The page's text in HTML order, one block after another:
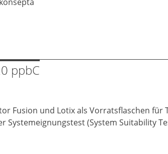
ppbC
Fusion und Lotix als Vorratsflaschen
Systemeignungstest (System Suitability